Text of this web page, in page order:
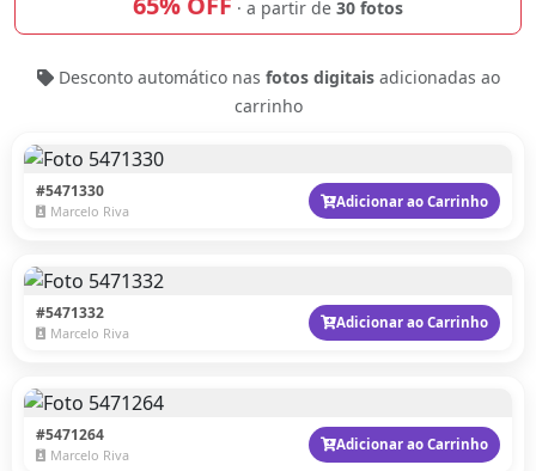
· a partir de 30 fotos
Desconto automático nas fotos digitaisadicionadas ao
carrinho
#5471330
Marcelo Riva
Adicionar ao Carrinho
#5471332
Marcelo Riva
Adicionar ao Carrinho
#5471264
Marcelo Riva
Adicionar ao Carrinho